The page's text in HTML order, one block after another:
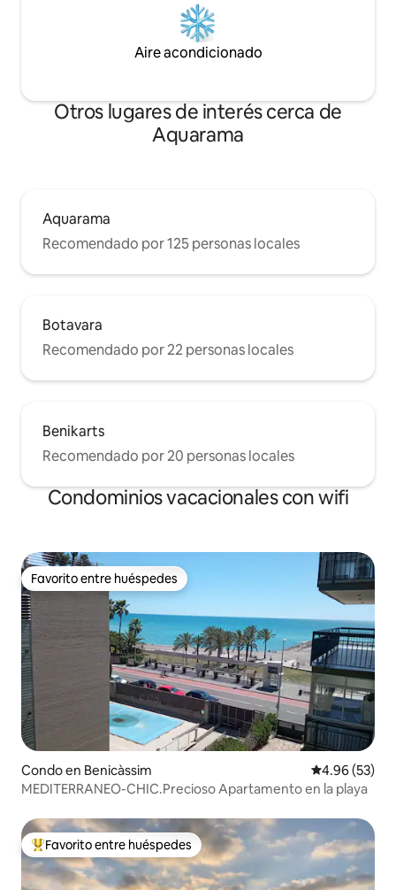
Aire acondicionado
Otros lugares de interés cerca de
Aquarama
Aquarama
Recomendado por 125 personas locales
Botavara
Recomendado por 22 personas locales
Benikarts
Recomendado por 20 personas locales
Condominios vacacionales con wifi
Favorito entre huéspedes
Favorito entre huéspedes
Condo en Benicàssim Calificación
4.96 (53)
MEDITERRANEO-CHIC.Precioso Apartamento en la playa
Favorito entre huéspedes preferido
Favorito entre huéspedes